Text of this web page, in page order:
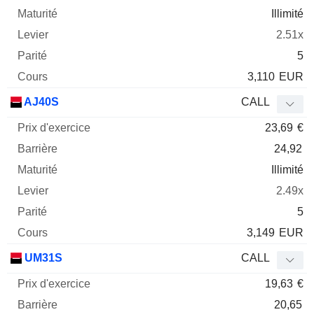
Illimité
2.51x
5
3,110 EUR
AJ40S CALL
23,69 €
24,92
Illimité
2.49x
5
3,149 EUR
UM31S CALL
19,63 €
20,65